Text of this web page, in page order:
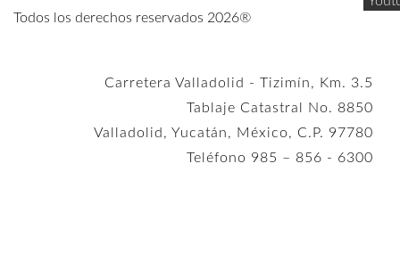
Todos los derechos reservados 2026®
Carretera Valladolid - Tizimín, Km. 3.5
Tablaje Catastral No. 8850
Valladolid, Yucatán, México, C.P. 97780
Teléfono 985 – 856 - 6300